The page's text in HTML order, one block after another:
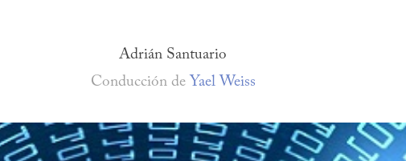
Adrián Santuario
Conducción de Yael Weiss